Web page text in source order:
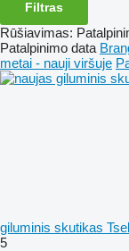
Filtras
Rūšiavimas:
Patalpinimo data
metai - nauji viršuje
giluminis skutikas
5